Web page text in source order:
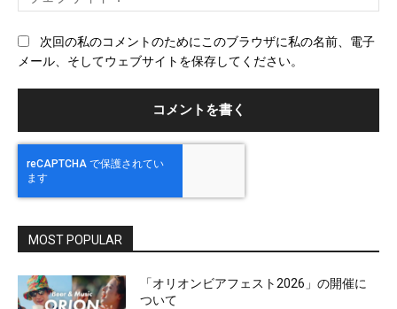
ェ
次回の私のコメントのためにこのブラウザに私の名前、電子
メール、そしてウェブサイトを保存してください。
MOST POPULAR
「オリオンビアフェスト2026」の開催に
ついて